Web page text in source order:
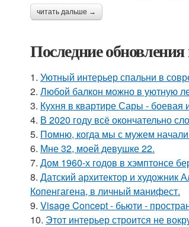
читать дальше →
Последние обновления
1. Уютный интерьер спальни в
2. Любой балкон можно в уютную
3. Кухня в квартире Сары - боевая
4. В 2020 году всё окончательно
5. Помню, когда мы с мужем начали
6. Мне 32, моей девушке 22.
7. Дом 1960-х годов в хэмптонсе
8. Датский архитектор и художник
Копенгагена, в личный манифест.
9. Visage Concept - бьюти -
10. Этот интерьер строится не